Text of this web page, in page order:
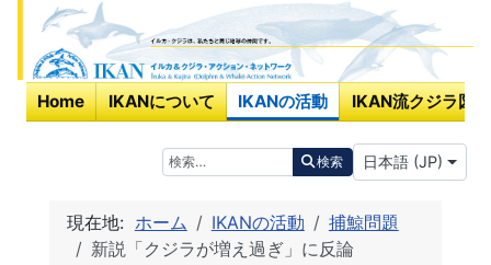
検索 検索 あなたが使う言
日本語 (JP)
Home IKANについて IKANの活動 IKAN流クジラ図鑑
現在地: ホーム IKANの活動
捕鯨問題
新説「クジラが増え過ぎ」に反論